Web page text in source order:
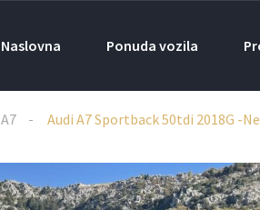
Naslovna Ponuda vozila
A7 Audi A7 Sportback 50tdi 2018G -